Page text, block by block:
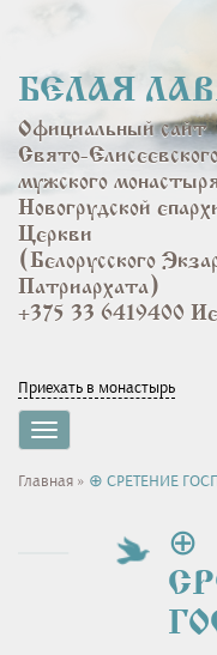
основному
содержанию
БЕЛАЯ
Официальный сайт
Свято-
мужского
Новогрудской
Церкви
(Белорусского
Патриархата)
+375 33 6419400
Приехать в монастырь
Toggle
navigation
Вы
Главная » ⊕ СРЕТЕНИЕ
⊕